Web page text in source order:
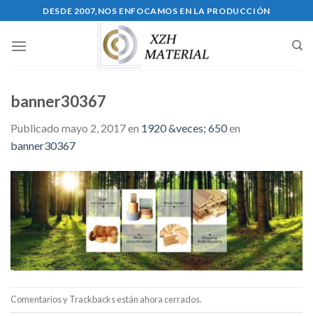
to
content
DESDE 2007,NOS ENFOCAMOS EN LA PRODUCCIÓN
banner30367
Publicado mayo 2, 2017en 1920 &veces; 650en
banner30367
Comentarios y Trackbacks están ahora cerrados.